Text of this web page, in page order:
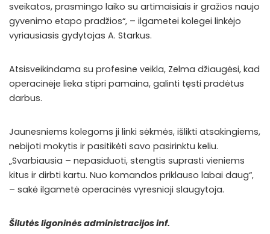
sveikatos, prasmingo laiko su artimaisiais ir gražios naujo
gyvenimo etapo pradžios“, – ilgametei kolegei linkėjo
vyriausiasis gydytojas A. Starkus.
Atsisveikindama su profesine veikla, Zelma džiaugėsi, kad
operacinėje lieka stipri pamaina, galinti tęsti pradėtus
darbus.
Jaunesniems kolegoms ji linki sėkmės, išlikti atsakingiems,
nebijoti mokytis ir pasitikėti savo pasirinktu keliu.
„Svarbiausia – nepasiduoti, stengtis suprasti vieniems
kitus ir dirbti kartu. Nuo komandos priklauso labai daug“,
– sakė ilgametė operacinės vyresnioji slaugytoja.
Šilutės ligoninės administracijos inf.